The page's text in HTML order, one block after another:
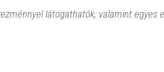
látogathatók, valamint